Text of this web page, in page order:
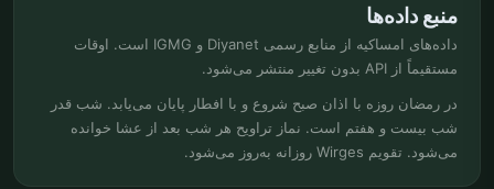
منبع داده‌ها
داده‌های امساکیه از منابع رسمی Diyanet و IGMG است. اوقات
مستقیماً از API بدون تغییر منتشر می‌شود.
در رمضان روزه با اذان صبح شروع و با افطار پایان می‌یابد. شب قدر
شب بیست و هفتم است. نماز تراویح هر شب بعد از عشا خوانده
می‌شود. تقویم Wirges روزانه به‌روز می‌شود.